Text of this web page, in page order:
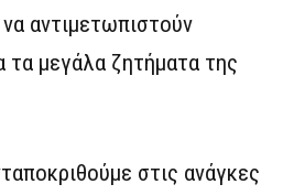
αντιμετωπιστούν
τα μεγάλα ζητήματα της
στις ανάγκες